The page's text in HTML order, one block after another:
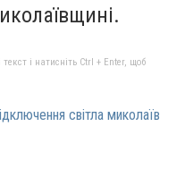
і натисніть Ctrl + Enter, щоб
світла миколаїв